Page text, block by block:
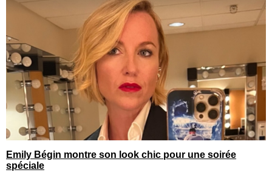
Emily Bégin montre son look chic pour une soirée
spéciale